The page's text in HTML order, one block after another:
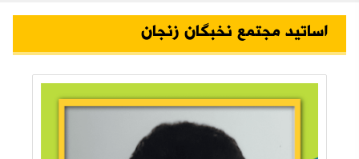
اساتید مجتمع نخبگان زنجان